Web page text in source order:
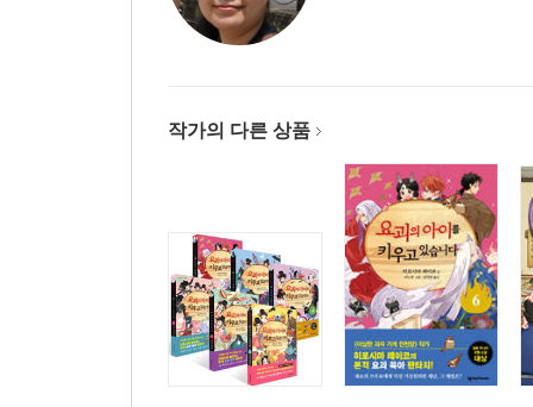
작가의 다른 상품